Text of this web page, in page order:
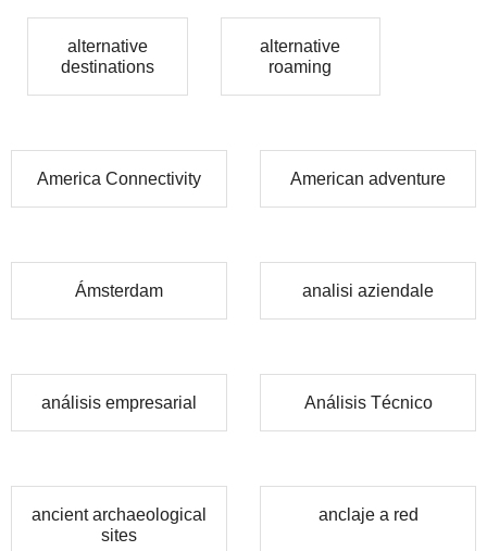
alternative
destinations
alternative
roaming
America Connectivity American adventure
Ámsterdam analisi aziendale
análisis empresarial Análisis Técnico
ancient archaeological
sites
anclaje a red